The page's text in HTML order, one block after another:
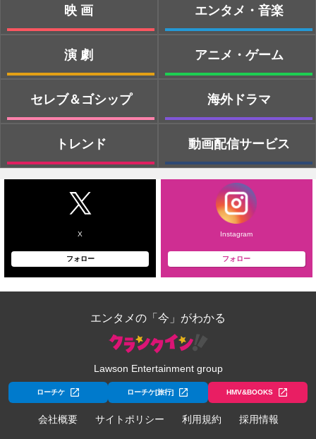
映画
演劇
セレブ＆ゴシップ
トレンド
エンタメ・音楽
アニメ・ゲーム
海外ドラマ
動画配信サービス
X
フォロー
Instagram
フォロー
エンタメの「今」がわかる
Lawson Entertainment group
ローチケ ローチケ[旅行] HMV&BOOKS
会社概要 サイトポリシー 利用規約 採用情報